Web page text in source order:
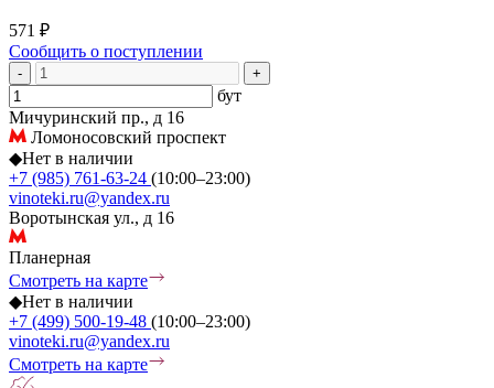
571 ₽
Сообщить о поступлении
- +
бут
Мичуринский пр., д 16
Ломоносовский проспект
◆Нет в наличии
+7 (985) 761-63-24 (10:00–23:00)
vinoteki.ru@yandex.ru
Воротынская ул., д 16
Планерная
Смотреть на карте
◆Нет в наличии
+7 (499) 500-19-48 (10:00–23:00)
vinoteki.ru@yandex.ru
Смотреть на карте